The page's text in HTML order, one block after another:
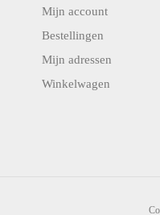
Mijn account
Bestellingen
Mijn adressen
Winkelwagen